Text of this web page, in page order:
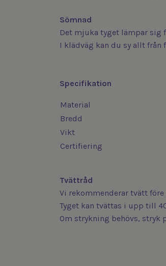
Sömnad
Det mjuka tyget lämpar sig
I klädväg kan du sy allt
Specifikation
Material
Bredd
Vikt
Certifiering
Tvättråd
Vi rekommenderar tvätt
Tyget kan tvättas i upp till
Om strykning behövs, stryk